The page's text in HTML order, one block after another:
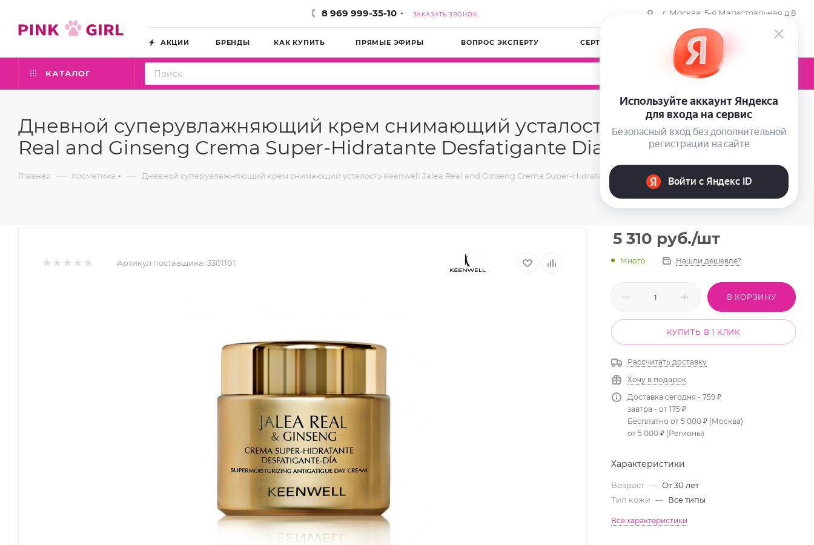
8 969 999-35-10 ЗАКАЗАТЬ ЗВОНОК г. Москва, 5-я Магистральная д.8
АКЦИИ БРЕНДЫ КАК КУПИТЬ ПРЯМЫЕ ЭФИРЫ ВОПРОС ЭКСПЕРТУ СЕРТИФИКАТЫ КОМПАНИЯ
КАТАЛОГ 0
Дневной суперувлажняющий крем снимающий усталость Keenwell Jalea
Real and Ginseng Crema Super-Hidratante Desfatigante Dia, 50 мл
Главная — Косметика — Дневной суперувлажняющий крем снимающий усталость Keenwell Jalea Real and Ginseng Crema Super-Hidratante Desfatigante Dia, 50 мл
Артикул поставщика: 3301101
5 310 руб./шт
Много Нашли дешевле?
В КОРЗИНУ
КУПИТЬ В 1 КЛИК
Рассчитать доставку
Хочу в подарок
Доставка сегодня - 759 ₽
завтра - от 175 ₽
Бесплатно от 5 000 ₽ (Москва)
от 5 000 ₽ (Регионы)
Характеристики
Возраст — От 30 лет
Тип кожи — Все типы
Все характеристики